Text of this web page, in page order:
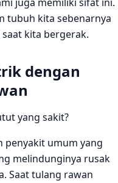
tubuh kita sebenarnya
kita bergerak.
dengan
yang sakit?
penyakit umum yang
melindunginya rusak
Saat tulang rawan